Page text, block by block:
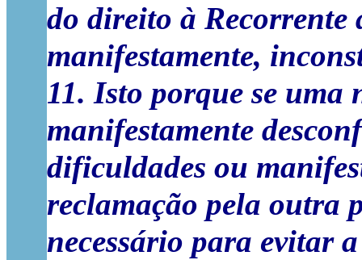
do direito à Recorrente
manifestamente,
11. Isto porque se
manifestamente
dificuldades ou
reclamação pela outra
necessário para evitar